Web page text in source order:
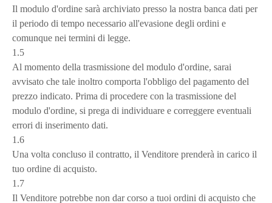
Il modulo d'ordine sarà archiviato presso la nostra banca dati per
il periodo di tempo necessario all'evasione degli ordini e
comunque nei termini di legge.
1.5
Al momento della trasmissione del modulo d'ordine, sarai
avvisato che tale inoltro comporta l'obbligo del pagamento del
prezzo indicato. Prima di procedere con la trasmissione del
modulo d'ordine, si prega di individuare e correggere eventuali
errori di inserimento dati.
1.6
Una volta concluso il contratto, il Venditore prenderà in carico il
tuo ordine di acquisto.
1.7
Il Venditore potrebbe non dar corso a tuoi ordini di acquisto che